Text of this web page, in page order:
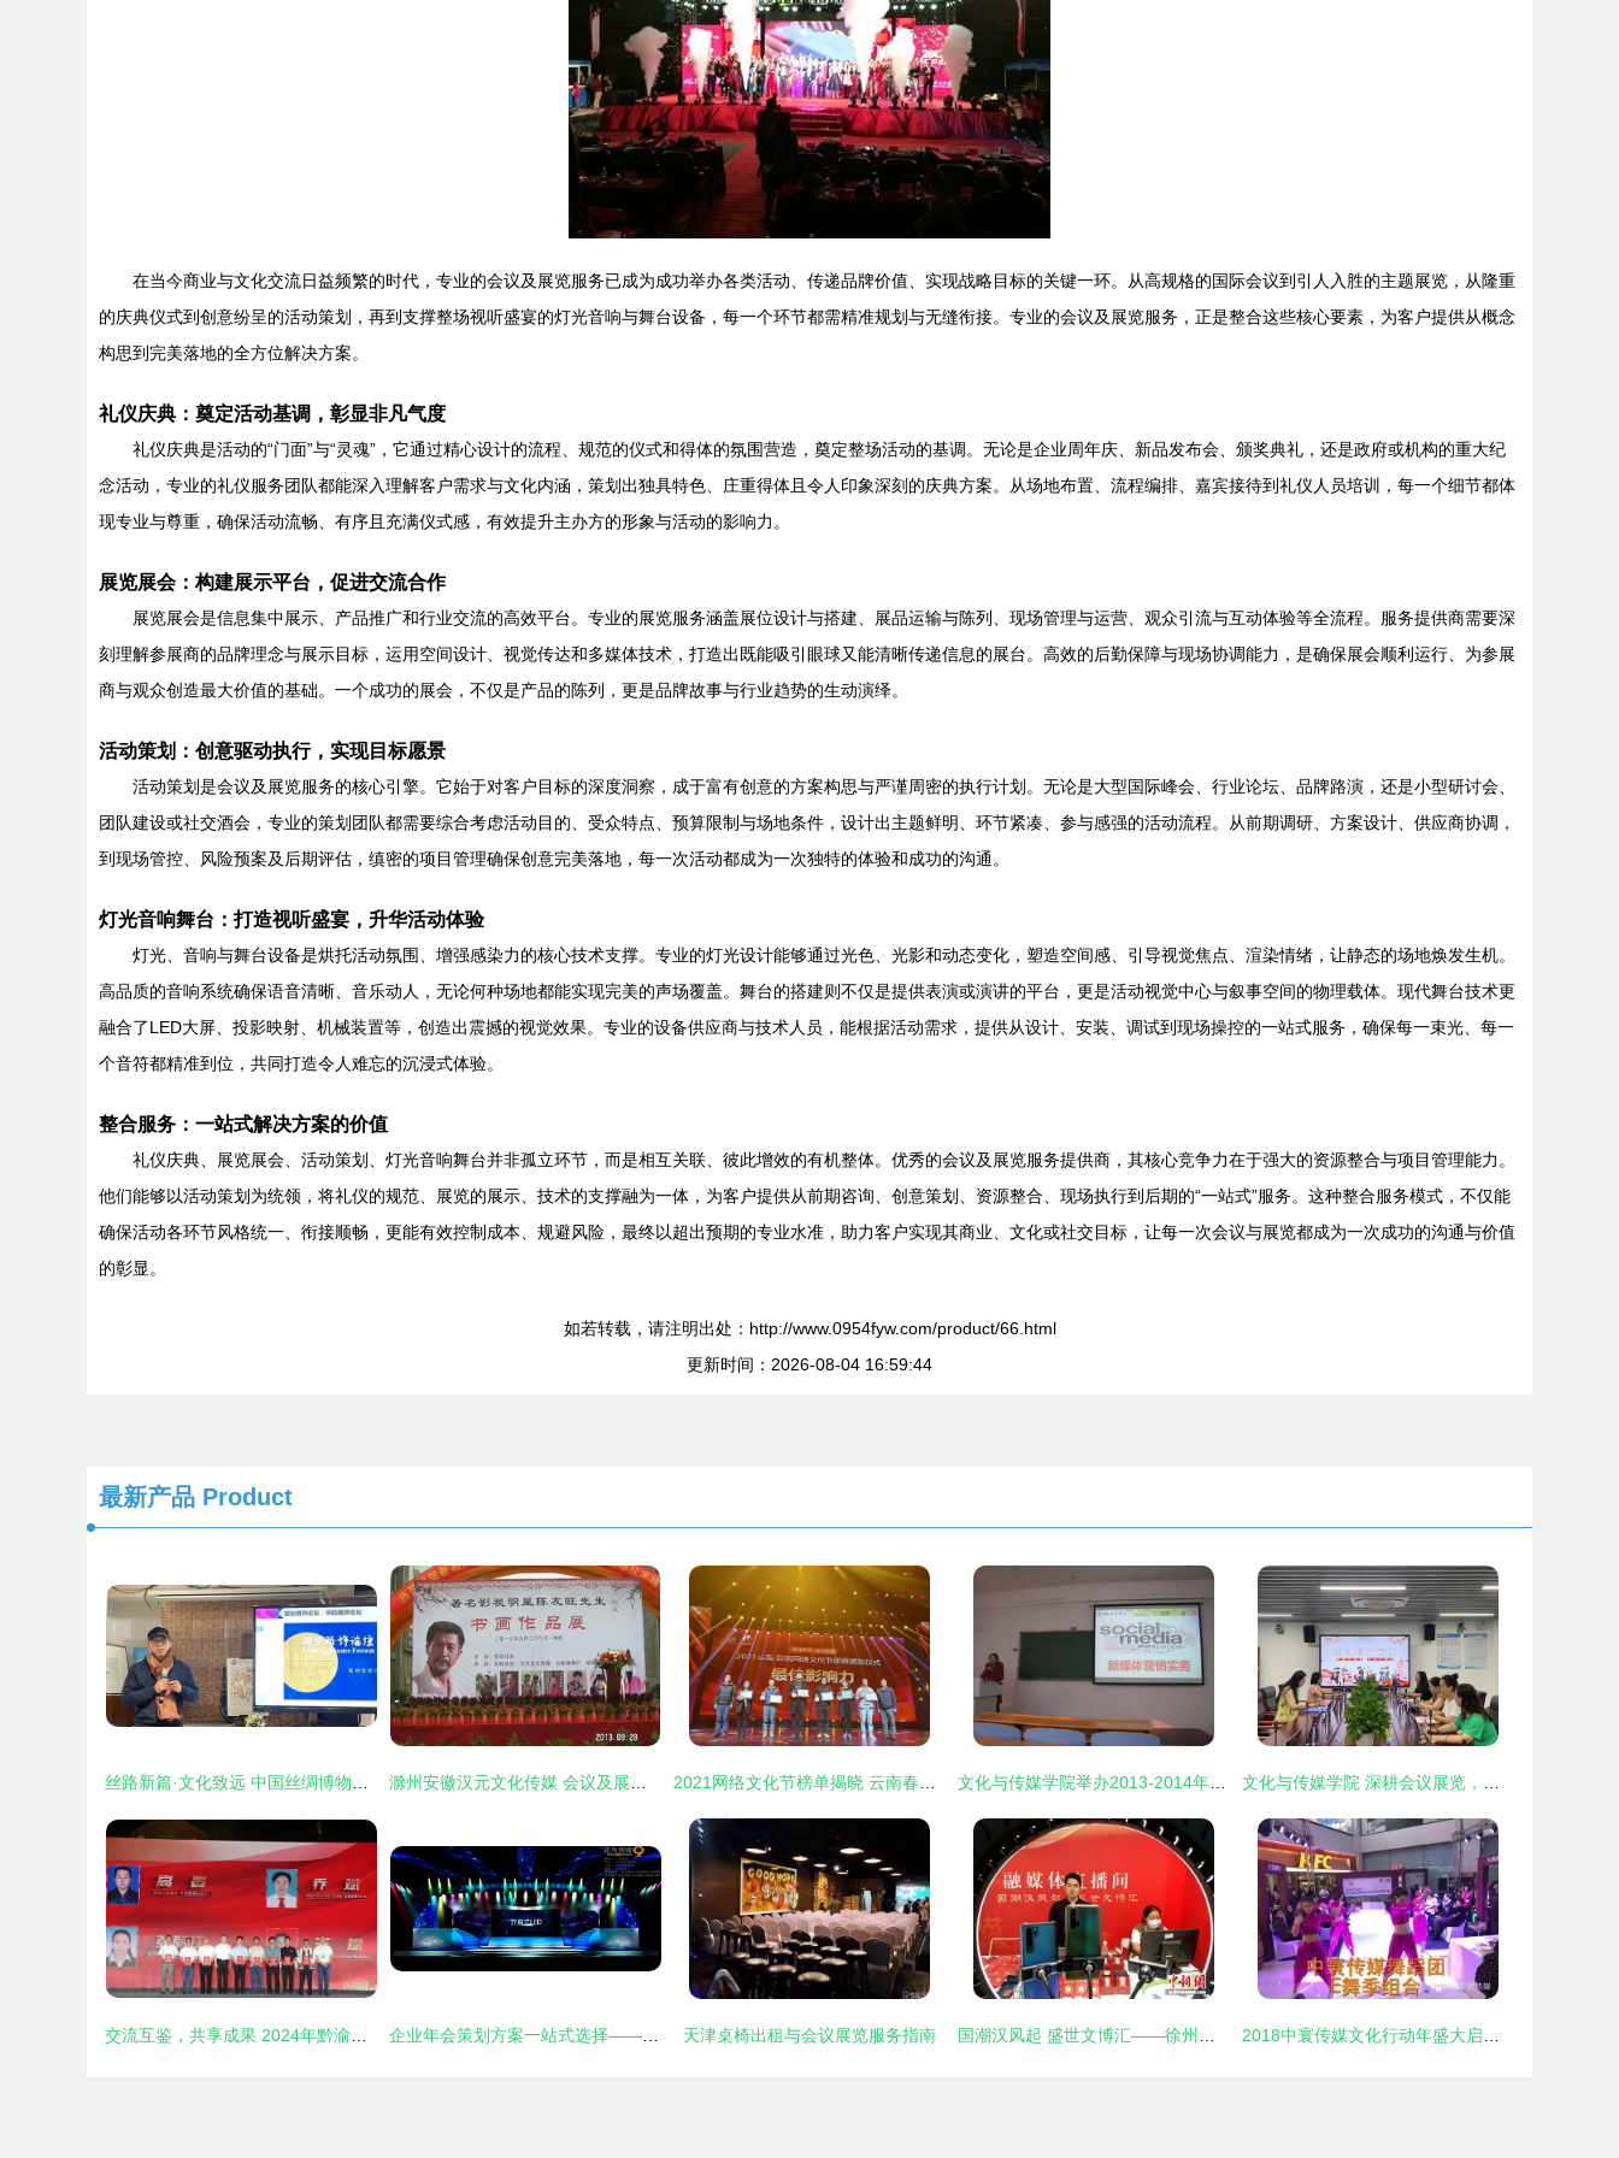
在当今商业与文化交流日益频繁的时代，专业的会议及展览服务已成为成功举办各类活动、传递品牌价值、实现战略目标的关键一环。从高规格的国际会议到引人入胜的主题展览，从隆重
的庆典仪式到创意纷呈的活动策划，再到支撑整场视听盛宴的灯光音响与舞台设备，每一个环节都需精准规划与无缝衔接。专业的会议及展览服务，正是整合这些核心要素，为客户提供从概念
构思到完美落地的全方位解决方案。
礼仪庆典：奠定活动基调，彰显非凡气度
礼仪庆典是活动的“门面”与“灵魂”，它通过精心设计的流程、规范的仪式和得体的氛围营造，奠定整场活动的基调。无论是企业周年庆、新品发布会、颁奖典礼，还是政府或机构的重大纪
念活动，专业的礼仪服务团队都能深入理解客户需求与文化内涵，策划出独具特色、庄重得体且令人印象深刻的庆典方案。从场地布置、流程编排、嘉宾接待到礼仪人员培训，每一个细节都体
现专业与尊重，确保活动流畅、有序且充满仪式感，有效提升主办方的形象与活动的影响力。
展览展会：构建展示平台，促进交流合作
展览展会是信息集中展示、产品推广和行业交流的高效平台。专业的展览服务涵盖展位设计与搭建、展品运输与陈列、现场管理与运营、观众引流与互动体验等全流程。服务提供商需要深
刻理解参展商的品牌理念与展示目标，运用空间设计、视觉传达和多媒体技术，打造出既能吸引眼球又能清晰传递信息的展台。高效的后勤保障与现场协调能力，是确保展会顺利运行、为参展
商与观众创造最大价值的基础。一个成功的展会，不仅是产品的陈列，更是品牌故事与行业趋势的生动演绎。
活动策划：创意驱动执行，实现目标愿景
活动策划是会议及展览服务的核心引擎。它始于对客户目标的深度洞察，成于富有创意的方案构思与严谨周密的执行计划。无论是大型国际峰会、行业论坛、品牌路演，还是小型研讨会、
团队建设或社交酒会，专业的策划团队都需要综合考虑活动目的、受众特点、预算限制与场地条件，设计出主题鲜明、环节紧凑、参与感强的活动流程。从前期调研、方案设计、供应商协调，
到现场管控、风险预案及后期评估，缜密的项目管理确保创意完美落地，每一次活动都成为一次独特的体验和成功的沟通。
灯光音响舞台：打造视听盛宴，升华活动体验
灯光、音响与舞台设备是烘托活动氛围、增强感染力的核心技术支撑。专业的灯光设计能够通过光色、光影和动态变化，塑造空间感、引导视觉焦点、渲染情绪，让静态的场地焕发生机。
高品质的音响系统确保语音清晰、音乐动人，无论何种场地都能实现完美的声场覆盖。舞台的搭建则不仅是提供表演或演讲的平台，更是活动视觉中心与叙事空间的物理载体。现代舞台技术更
融合了LED大屏、投影映射、机械装置等，创造出震撼的视觉效果。专业的设备供应商与技术人员，能根据活动需求，提供从设计、安装、调试到现场操控的一站式服务，确保每一束光、每一
个音符都精准到位，共同打造令人难忘的沉浸式体验。
整合服务：一站式解决方案的价值
礼仪庆典、展览展会、活动策划、灯光音响舞台并非孤立环节，而是相互关联、彼此增效的有机整体。优秀的会议及展览服务提供商，其核心竞争力在于强大的资源整合与项目管理能力。
他们能够以活动策划为统领，将礼仪的规范、展览的展示、技术的支撑融为一体，为客户提供从前期咨询、创意策划、资源整合、现场执行到后期的“一站式”服务。这种整合服务模式，不仅能
确保活动各环节风格统一、衔接顺畅，更能有效控制成本、规避风险，最终以超出预期的专业水准，助力客户实现其商业、文化或社交目标，让每一次会议与展览都成为一次成功的沟通与价值
的彰显。
如若转载，请注明出处：http://www.0954fyw.com/product/66.html
更新时间：2026-08-04 16:59:44
最新产品 Product
天津桌椅出租与会议展览服务指南